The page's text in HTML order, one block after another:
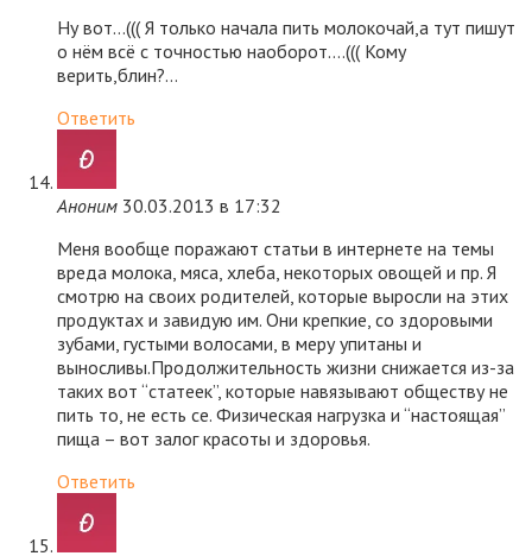
Ну вот…((( Я только начала пить молокочай,а тут пишут
о нём всё с точностью наоборот….((( Кому
верить,блин?…
Ответить
Аноним 30.03.2013 в 17:32
Меня вообще поражают статьи в интернете на темы
вреда молока, мяса, хлеба, некоторых овощей и пр. Я
смотрю на своих родителей, которые выросли на этих
продуктах и завидую им. Они крепкие, со здоровыми
зубами, густыми волосами, в меру упитаны и
выносливы.Продолжительность жизни снижается из-за
таких вот “статеек”, которые навязывают обществу не
пить то, не есть се. Физическая нагрузка и “настоящая”
пища – вот залог красоты и здоровья.
Ответить